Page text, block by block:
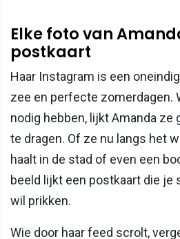
Elke foto van
postkaart
Haar Instagram is een
zee en perfecte zomerdagen.
nodig hebben, lijkt Amanda ze
te dragen. Of ze nu langs het
haalt in de stad of even een
beeld lijkt een postkaart die je
wil prikken.
Wie door haar feed scrolt,